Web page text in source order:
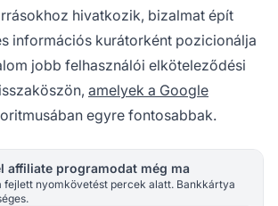
hivatkozik, bizalmat épít
információs kurátorként pozicionálja
jobb felhasználói elköteleződési
amelyek a Google
egyre fontosabbak.
affiliate programodat még ma
fejlett nyomkövetést percek alatt. Bankkártya